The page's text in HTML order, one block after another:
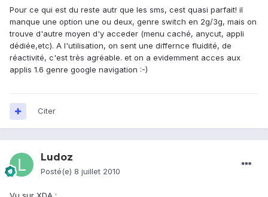
Pour ce qui est du reste autr que les sms, cest quasi parfait! il
manque une option une ou deux, genre switch en 2g/3g, mais on
trouve d'autre moyen d'y acceder (menu caché, anycut, appli
dédiée,etc). A l'utilisation, on sent une differnce fluidité, de
réactivité, c'est très agréable. et on a evidemment acces aux
applis 1.6 genre google navigation :-)
Citer
Ludoz
Posté(e) 8 juillet 2010